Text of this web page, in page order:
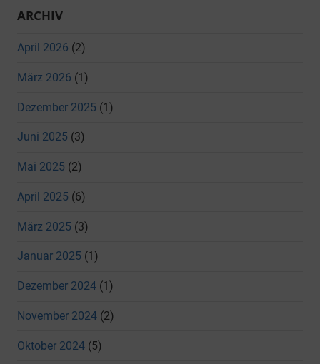
ARCHIV
April 2026 (2)
März 2026 (1)
Dezember 2025 (1)
Juni 2025 (3)
Mai 2025 (2)
April 2025 (6)
März 2025 (3)
Januar 2025 (1)
Dezember 2024 (1)
November 2024 (2)
Oktober 2024 (5)